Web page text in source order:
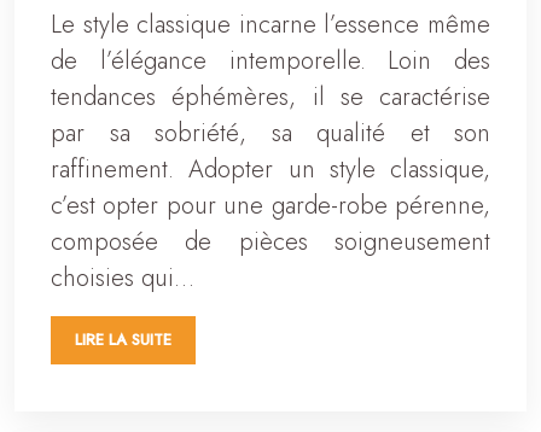
Le style classique incarne l’essence même
de l’élégance intemporelle. Loin des
tendances éphémères, il se caractérise
par sa sobriété, sa qualité et son
raffinement. Adopter un style classique,
c’est opter pour une garde-robe pérenne,
composée de pièces soigneusement
choisies qui…
LIRE LA SUITE